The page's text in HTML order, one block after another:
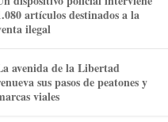
artículos destinados a la
ilegal
avenida de la Libertad
sus pasos de peatones y
viales